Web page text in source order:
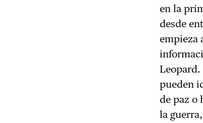
en la
desde
empieza
Leopard.
pueden
de paz o
la